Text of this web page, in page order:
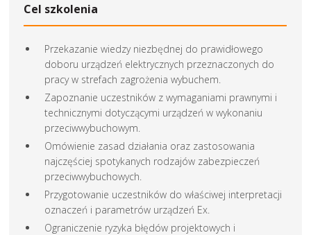
Cel szkolenia
Przekazanie wiedzy niezbędnej do prawidłowego
doboru urządzeń elektrycznych przeznaczonych do
pracy w strefach zagrożenia wybuchem.
Zapoznanie uczestników z wymaganiami prawnymi i
technicznymi dotyczącymi urządzeń w wykonaniu
przeciwwybuchowym.
Omówienie zasad działania oraz zastosowania
najczęściej spotykanych rodzajów zabezpieczeń
przeciwwybuchowych.
Przygotowanie uczestników do właściwej interpretacji
oznaczeń i parametrów urządzeń Ex.
Ograniczenie ryzyka błędów projektowych i